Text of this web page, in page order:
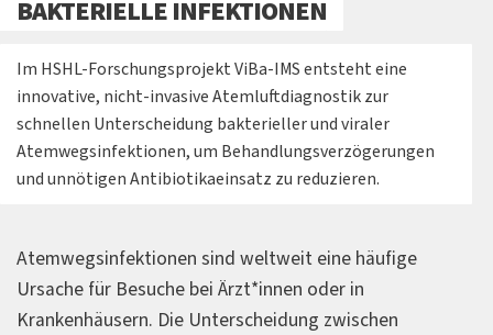
BAKTERIELLE INFEKTIONEN
Im HSHL-Forschungsprojekt ViBa-IMS entsteht eine
innovative, nicht-invasive Atemluftdiagnostik zur
schnellen Unterscheidung bakterieller und viraler
Atemwegsinfektionen, um Behandlungsverzögerungen
und unnötigen Antibiotikaeinsatz zu reduzieren.
Atemwegsinfektionen sind weltweit eine häufige
Ursache für Besuche bei Ärzt*innen oder in
Krankenhäusern. Die Unterscheidung zwischen